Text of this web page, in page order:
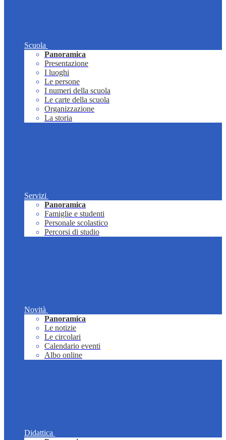
Scuola
Panoramica
Presentazione
I luoghi
Le persone
I numeri della scuola
Le carte della scuola
Organizzazione
La storia
Servizi
Panoramica
Famiglie e studenti
Personale scolastico
Percorsi di studio
Novità
Panoramica
Le notizie
Le circolari
Calendario eventi
Albo online
Didattica